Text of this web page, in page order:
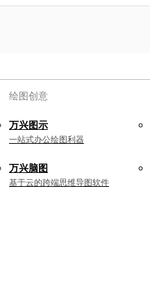
绘图创意
万兴图示
一站式办公绘图利器
万兴脑图
基于云的跨端思维导图软件